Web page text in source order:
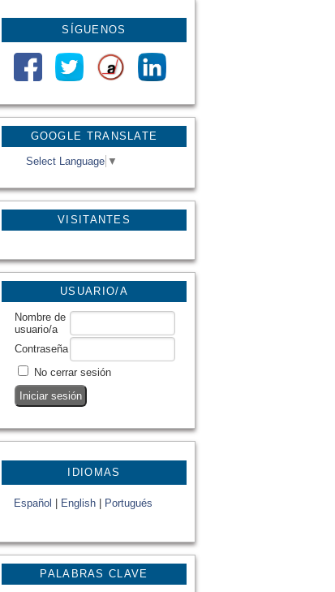
GOOGLE TRANSLATE
Select Language ▼
VISITANTES
SÍGUENOS
USUARIO/A
Nombre de
usuario/a
Contraseña
No cerrar sesión
IDIOMAS
Español English Portugués
PALABRAS CLAVE